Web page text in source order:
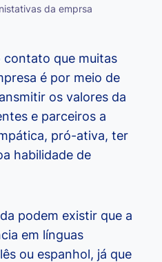
da emprsa
contato que muitas
é por meio de
os valores da
e parceiros a
pró-ativa, ter
habilidade de
podem existir que a
em línguas
ou espanhol, já que